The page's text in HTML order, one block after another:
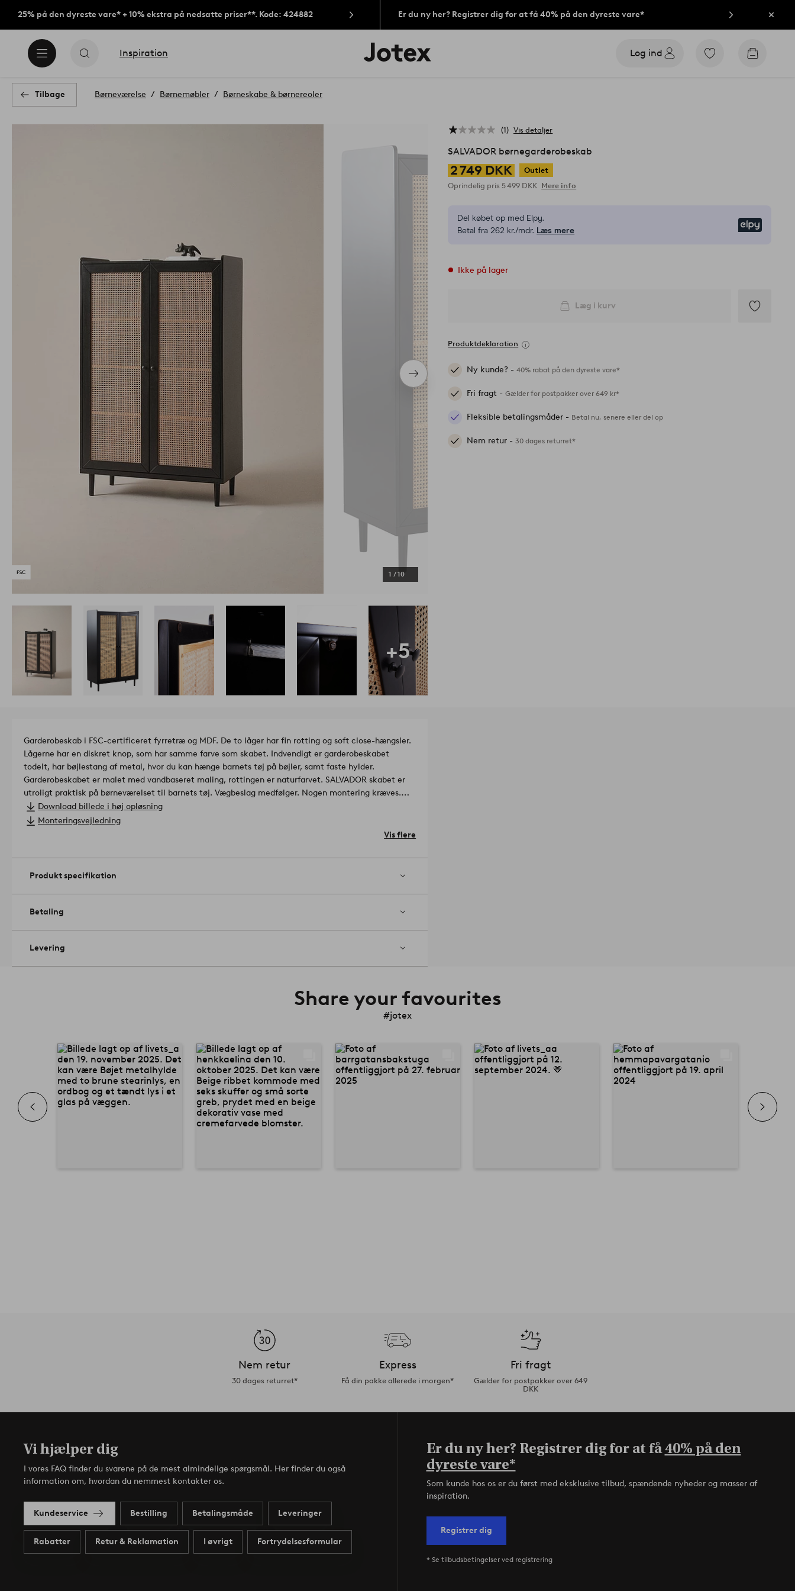
25% på den dyreste vare* + 10% ekstra på nedsatte priser**. Kode: 424882 Er du ny her? Registrer dig for at få 40% på den dyreste vare* Luk
Inspiration
Jotex
logo
Log ind
Gå
Gå
Tilbage Børneværelse Børnemøbler Børneskabe & børnereoler
Næste
produkt
1 /10
1 Vis detaljer
SALVADOR børnegarderobeskab
2 749 DKK
Outlet
Oprindelig pris 5 499 DKK Mere info
Del købet op med Elpy.
Betal fra 262 kr./mdr. Læs mere
Ikke på lager
Læg i kurv
Produktdeklaration
Ny kunde? -40% rabat på den dyreste vare*
Fri fragt -Gælder for postpakker over 649 kr*
Fleksible betalingsmåder - Betal nu, senere eller del op
Nem retur -30 dages returret*
+5
Garderobeskab i FSC-certificeret fyrretræ og MDF. De to låger har fin rotting og soft close-hængsler.
Lågerne har en diskret knop, som har samme farve som skabet. Indvendigt er garderobeskabet
todelt, har bøjlestang af metal, hvor du kan hænge barnets tøj på bøjler, samt faste hylder.
Garderobeskabet er malet med vandbaseret maling, rottingen er naturfarvet. SALVADOR skabet er
utroligt praktisk på børneværelset til barnets tøj. Vægbeslag medfølger. Nogen montering kræves.
Samlevejledning medfølger. Bøjler medfølger ikke.
består af træ, som er fra et ansvarsfuldt skovbrug, der tager hensyn til mennesker og miljø.
Maks. vægt: 10 kg/hylde, 100 kg på toppen.
Rengøring: Aftørres med en let fugtet klud.
bøjlestangen.Artikelnummer: 1670480-01-0
Download billede i høj opløsning
Monteringsvejledning
Vis flere
Produkt specifikation
Betaling
Levering
Share your favourites
#jotex
Nem retur
30 dages returret*
Express
Få din pakke allerede i morgen*
Fri fragt
Gælder for postpakker over 649
DKK
Vi hjælper dig
I vores FAQ finder du svarene på de mest almindelige spørgsmål. Her finder du også
information om, hvordan du nemmest kontakter os.
Kundeservice Bestilling Betalingsmåde Leveringer
Rabatter Retur & Reklamation I øvrigt Fortrydelsesformular
Er du ny her? Registrer dig for at få40% på den
dyreste vare*
Som kunde hos os er du først med eksklusive tilbud, spændende nyheder og masser af
inspiration.
Registrer dig
* Se tilbudsbetingelser ved registrering